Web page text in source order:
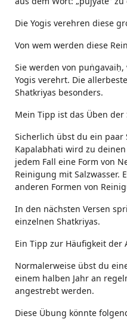
Die Yogis verehren diese
Von wem werden diese
Sie werden von
Yogis verehrt. Die
Shatkriyas besonders.
Mein Tipp ist das Üben der
Sicherlich übst du ein paar
Kapalabhati wird zu
jedem Fall eine Form von
Reinigung mit Salzwasser.
anderen Formen von
In den nächsten Versen
einzelnen Shatkriyas.
Ein Tipp zur Häufigkeit der
Normalerweise übst du
einem halben Jahr an
angestrebt werden.
Diese Übung könnte